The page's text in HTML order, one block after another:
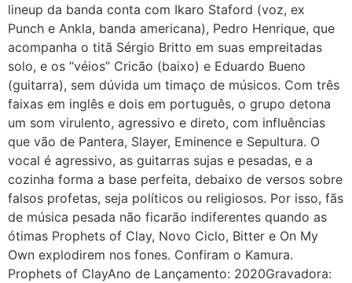
lineup da banda conta com Ikaro Staford (voz, ex
Punch e Ankla, banda americana), Pedro Henrique, que
acompanha o titã Sérgio Britto em suas empreitadas
solo, e os “véios” Cricão (baixo) e Eduardo Bueno
(guitarra), sem dúvida um timaço de músicos. Com três
faixas em inglês e dois em português, o grupo detona
um som virulento, agressivo e direto, com influências
que vão de Pantera, Slayer, Eminence e Sepultura. O
vocal é agressivo, as guitarras sujas e pesadas, e a
cozinha forma a base perfeita, debaixo de versos sobre
falsos profetas, seja políticos ou religiosos. Por isso, fãs
de música pesada não ficarão indiferentes quando as
ótimas Prophets of Clay, Novo Ciclo, Bitter e On My
Own explodirem nos fones. Confiram o Kamura.
Prophets of ClayAno de Lançamento: 2020Gravadora: